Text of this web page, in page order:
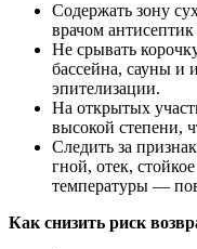
Содержать зону
врачом
Не срывать
бассейна, сауны и
эпителизации.
На открытых
высокой степени,
Следить за
гной, отек,
температуры —
Как снизить риск